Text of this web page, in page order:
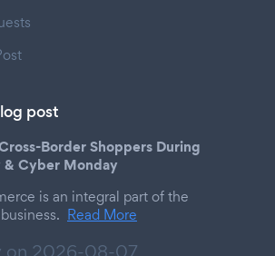
post
Border Shoppers During
& Cyber Monday
is an integral part of the
Read More
on 2026-08-07